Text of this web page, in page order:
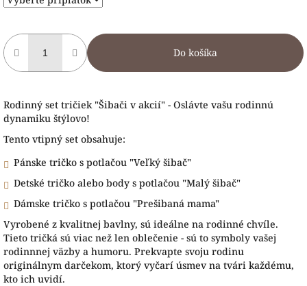
Do košíka
Rodinný set tričiek "Šibači v akcií" - Oslávte vašu rodinnú
dynamiku štýlovo!
Tento vtipný set obsahuje:
Pánske tričko s potlačou "Veľký šibač"
Detské tričko alebo body s potlačou "Malý šibač"
Dámske tričko s potlačou "Prešibaná mama"
Vyrobené z kvalitnej bavlny, sú ideálne na rodinné chvíle.
Tieto tričká sú viac než len oblečenie - sú to symboly vašej
rodinnnej väzby a humoru. Prekvapte svoju rodinu
originálnym darčekom, ktorý vyčarí úsmev na tvári každému,
kto ich uvidí.